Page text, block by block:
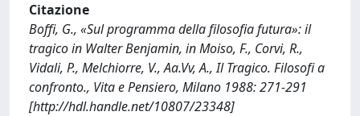
Citazione
Boffi, G., «Sul programma della filosofia futura»: il
tragico in Walter Benjamin, in Moiso, F., Corvi, R.,
Vidali, P., Melchiorre, V., Aa.Vv, A., Il Tragico. Filosofi a
confronto., Vita e Pensiero, Milano 1988: 271-291
[http://hdl.handle.net/10807/23348]